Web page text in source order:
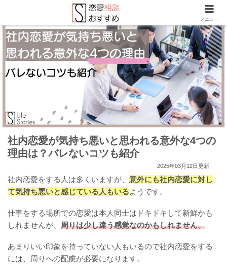
社内恋愛が気持ち悪いと思われる意外な4つの
理由は？バレないコツも紹介
2025年03月12日更新
社内恋愛をする人は多くいますが、 意外にも社内恋愛に対し
て気持ち悪いと感じている人もいるようです。
仕事をする場所での恋愛は本人同士はドキドキして新鮮かも
しれませんが、 周りは少し違う感覚なのかもしれません。
あまりいい印象を持っていない人もいるので社内恋愛をする
には、周りへの配慮が必要になります。
メニュー